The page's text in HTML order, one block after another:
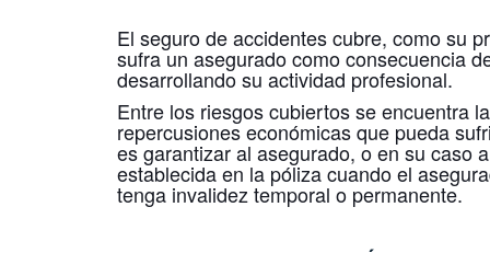
El seguro de accidentes cubre, como su
sufra un asegurado como consecuencia
desarrollando su actividad profesional.
Entre los riesgos cubiertos se encuentra
repercusiones económicas que pueda
es garantizar al asegurado, o en su caso
establecida en la póliza cuando el
tenga invalidez temporal o permanente.